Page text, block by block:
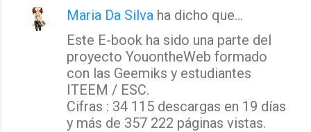
Maria Da Silva ha dicho que…
Este E-book ha sido una parte del
proyecto YouontheWeb formado
con las Geemiks y estudiantes
ITEEM / ESC.
Cifras : 34 115 descargas en 19 días
y más de 357 222 páginas vistas.